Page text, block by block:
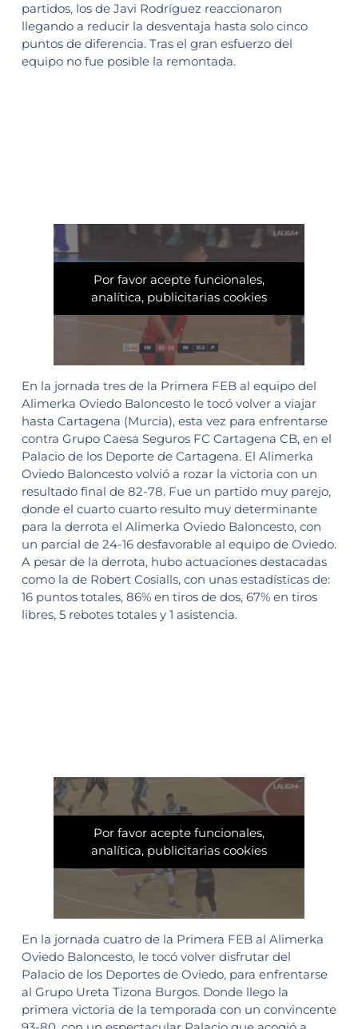
partidos, los de Javi Rodríguez reaccionaron
llegando a reducir la desventaja hasta solo cinco
puntos de diferencia. Tras el gran esfuerzo del
equipo no fue posible la remontada.
Por favor acepte funcionales,
analítica, publicitarias cookies
En la jornada tres de la Primera FEB al equipo del
Alimerka Oviedo Baloncesto le tocó volver a viajar
hasta Cartagena (Murcia), esta vez para enfrentarse
contra Grupo Caesa Seguros FC Cartagena CB, en el
Palacio de los Deporte de Cartagena. El Alimerka
Oviedo Baloncesto volvió a rozar la victoria con un
resultado final de 82-78. Fue un partido muy parejo,
donde el cuarto cuarto resulto muy determinante
para la derrota el Alimerka Oviedo Baloncesto, con
un parcial de 24-16 desfavorable al equipo de Oviedo.
A pesar de la derrota, hubo actuaciones destacadas
como la de Robert Cosialls, con unas estadísticas de:
16 puntos totales, 86% en tiros de dos, 67% en tiros
libres, 5 rebotes totales y 1 asistencia.
Por favor acepte funcionales,
analítica, publicitarias cookies
En la jornada cuatro de la Primera FEB al Alimerka
Oviedo Baloncesto, le tocó volver disfrutar del
Palacio de los Deportes de Oviedo, para enfrentarse
al Grupo Ureta Tizona Burgos. Donde llego la
primera victoria de la temporada con un convincente